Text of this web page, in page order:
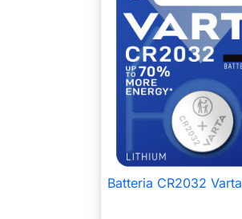
 Anteprima
Batteria CR2032 Varta